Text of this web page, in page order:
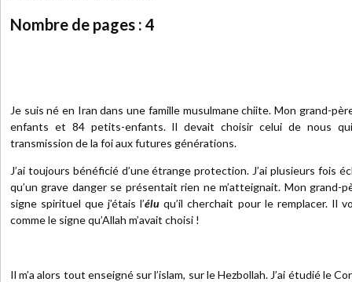
Nombre de pages : 4
Je suis né en Iran dans une famille musulmane chiite. Mon grand-
enfants et 84 petits-enfants. Il devait choisir celui de nous
transmission de la foi aux futures générations.
J’ai toujours bénéficié d’une étrange protection. J’ai plusieurs fois
qu’un grave danger se présentait rien ne m’atteignait. Mon grand-
signe spirituel que j’étais l’élu qu’il cherchait pour le remplacer. Il
comme le signe qu’Allah m’avait choisi !
Il m’a alors tout enseigné sur l’islam, sur le Hezbollah. J’ai étudié le